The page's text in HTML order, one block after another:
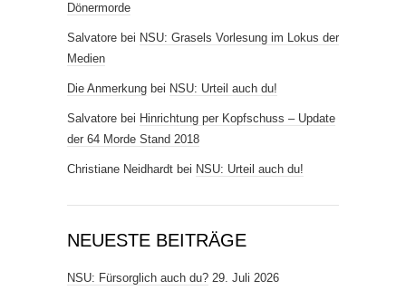
Dönermorde
Salvatore bei NSU: Grasels Vorlesung im Lokus der
Medien
Die Anmerkung bei NSU: Urteil auch du!
Salvatore bei Hinrichtung per Kopfschuss – Update
der 64 Morde Stand 2018
Christiane Neidhardt bei NSU: Urteil auch du!
NEUESTE BEITRÄGE
NSU: Fürsorglich auch du? 29. Juli 2026